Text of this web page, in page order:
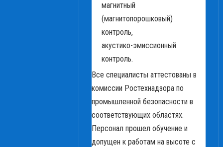
магнитный
(магнитопорошковый)
контроль,
акустико-эмиссионный
контроль.
Все специалисты аттестованы в
комиссии Ростехнадзора по
промышленной безопасности в
соответствующих областях.
Персонал прошел обучение и
допущен к работам на высоте с